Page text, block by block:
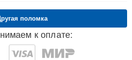
к оплате:
поломка